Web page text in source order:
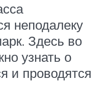
неподалеку
Здесь во
узнать о
и проводятся